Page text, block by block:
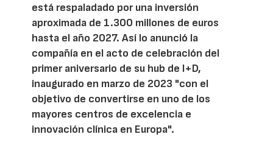
está respaladado por una inversión
aproximada de 1.300 millones de euros
hasta el año 2027. Así lo anunció la
compañía en el acto de celebración del
primer aniversario de su hub de I+D,
inaugurado en marzo de 2023 "con el
objetivo de convertirse en uno de los
mayores centros de excelencia e
innovación clínica en Europa".